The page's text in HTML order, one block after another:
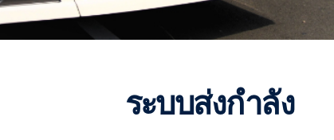
ระบบส่งกำลัง